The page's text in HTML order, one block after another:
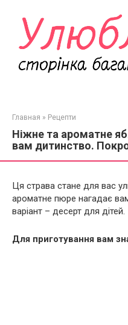
контенту
Главная » Рецепти
Ніжне та ароматне
вам дитинство.
Ця страва стане для вас
ароматне пюре нагадає
варіант – десерт для дітей.
Для приготування вам